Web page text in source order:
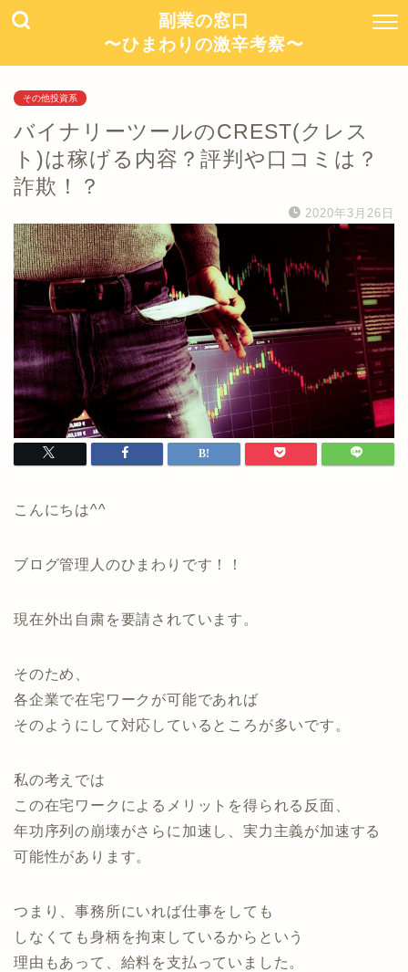
副業の窓口
〜ひまわりの激辛考察〜
その他投資系
バイナリーツールのCREST(クレス
ト)は稼げる内容？評判や口コミは？
詐欺！？
2020年3月26日
こんにちは^^
ブログ管理人のひまわりです！！
現在外出自粛を要請されています。
そのため、
各企業で在宅ワークが可能であれば
そのようにして対応しているところが多いです。
私の考えでは
この在宅ワークによるメリットを得られる反面、
年功序列の崩壊がさらに加速し、実力主義が加速する
可能性があります。
つまり、事務所にいれば仕事をしても
しなくても身柄を拘束しているからという
理由もあって、給料を支払っていました。